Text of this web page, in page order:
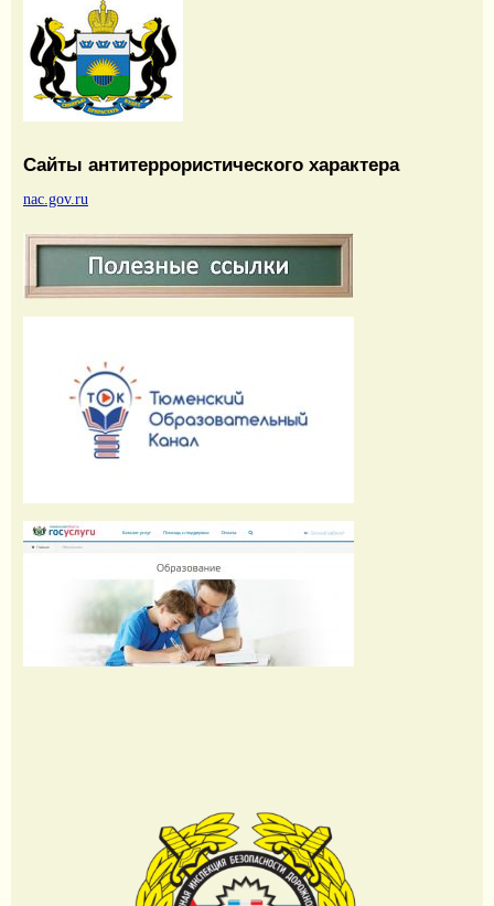
Сайты антитеррористического характера
nac.gov.ru